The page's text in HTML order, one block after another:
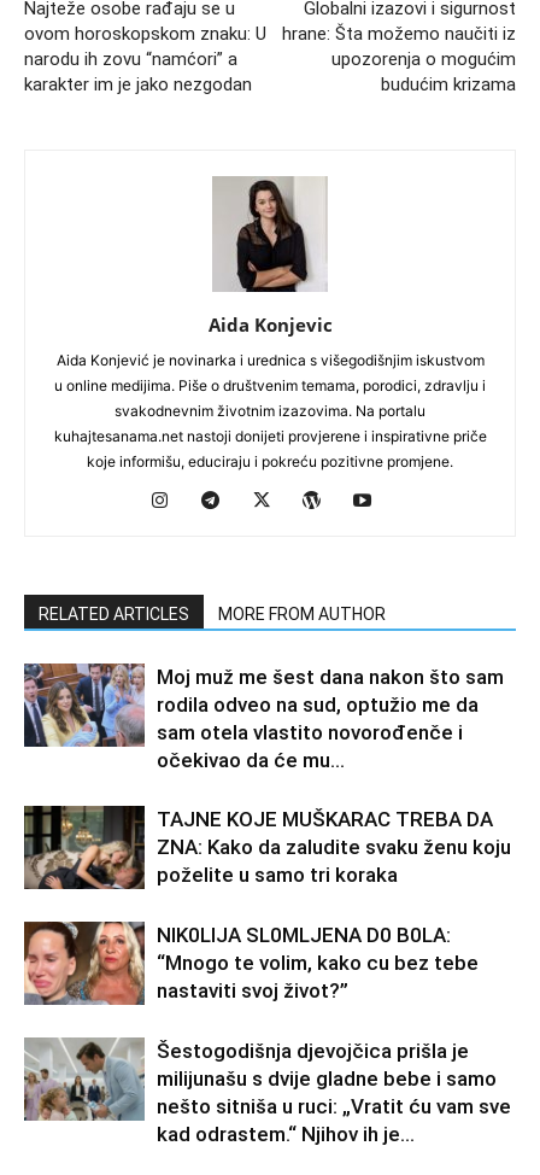
Najteže osobe rađaju se u
ovom horoskopskom znaku: U
narodu ih zovu “namćori” a
karakter im je jako nezgodan
Globalni izazovi i sigurnost
hrane: Šta možemo naučiti iz
upozorenja o mogućim
budućim krizama
Aida Konjevic
Aida Konjević je novinarka i urednica s višegodišnjim iskustvom
u online medijima. Piše o društvenim temama, porodici, zdravlju i
svakodnevnim životnim izazovima. Na portalu
kuhajtesanama.net nastoji donijeti provjerene i inspirativne priče
koje informišu, educiraju i pokreću pozitivne promjene.
RELATED ARTICLES MORE FROM AUTHOR
Moj muž me šest dana nakon što sam
rodila odveo na sud, optužio me da
sam otela vlastito novorođenče i
očekivao da će mu...
TAJNE KOJE MUŠKARAC TREBA DA
ZNA: Kako da zaludite svaku ženu koju
poželite u samo tri koraka
NlK0LlJA SL0MLJENA D0 B0LA:
“Mnogo te volim, kako cu bez tebe
nastaviti svoj život?”
Šestogodišnja djevojčica prišla je
milijunašu s dvije gladne bebe i samo
nešto sitniša u ruci: „Vratit ću vam sve
kad odrastem.“ Njihov ih je...